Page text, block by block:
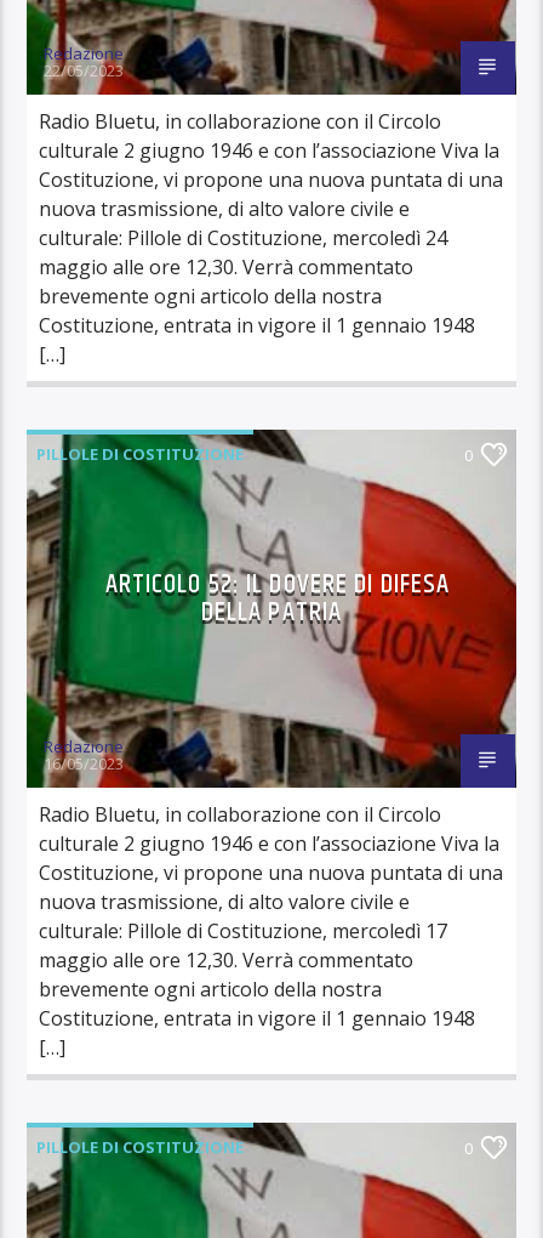
Redazione
22/05/2023
Radio Bluetu, in collaborazione con il Circolo
culturale 2 giugno 1946 e con l’associazione Viva la
Costituzione, vi propone una nuova puntata di una
nuova trasmissione, di alto valore civile e
culturale: Pillole di Costituzione, mercoledì 24
maggio alle ore 12,30. Verrà commentato
brevemente ogni articolo della nostra
Costituzione, entrata in vigore il 1 gennaio 1948
[…]
PILLOLE DI COSTITUZIONE 0
ARTICOLO 52: IL DOVERE DI DIFESA
DELLA PATRIA
Redazione
16/05/2023
Radio Bluetu, in collaborazione con il Circolo
culturale 2 giugno 1946 e con l’associazione Viva la
Costituzione, vi propone una nuova puntata di una
nuova trasmissione, di alto valore civile e
culturale: Pillole di Costituzione, mercoledì 17
maggio alle ore 12,30. Verrà commentato
brevemente ogni articolo della nostra
Costituzione, entrata in vigore il 1 gennaio 1948
[…]
PILLOLE DI COSTITUZIONE 0